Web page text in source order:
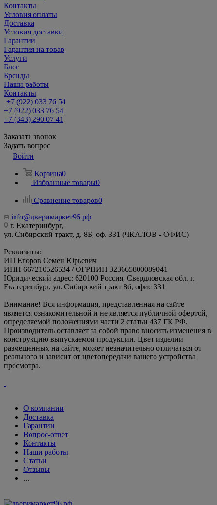
Контакты
Условия оплаты
Доставка
Условия доставки
Гарантии
Гарантия на товар
Услуги
Блог
Бренды
Наши работы
Контакты
+7 (922) 033 76 54
+7 (922) 033 76 54
+7 (343) 290 07 41
Заказать звонок
Задать вопрос
Войти
Корзина0
Избранные товары0
Сравнение товаров0
info@дверимаркет96.рф
г. Екатеринбург,
ул. Сибирский тракт, д. 8Б, оф. 331 (ЧКАЛОВ - ОФИС)
Реквизиты:
ИП Егоров Семен Юрьевич
ИНН 667210526534 / ОГРНИП 323665800089041
Юридический адрес: 620100 Россия, Свердловская обл. г.
Екатеринбург, ул. Сибирский тракт 8б, офис 331
Внимание! Вся информация, представленная на сайте
является ознакомительной и не является публичной офертой,
определяемой положениями части 2 статьи 437 ГК РФ.
Производитель оставляет за собой право вносить изменения в
конструкцию выпускаемой продукции. Цвет изделий
размещенных на сайте, может незначительно отличаться от
реального и зависит от цветопередачи вашего устройства
просмотра.
О компании
Доставка
Гарантии
Вопрос-ответ
Контакты
Наши работы
Статьи
Отзывы
...